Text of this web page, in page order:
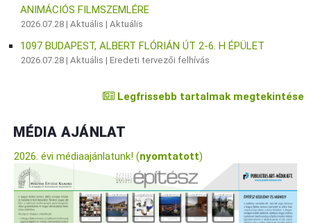
ANIMÁCIÓS FILMSZEMLÉRE
2026.07.28 |Aktuális |Aktuális
1097 BUDAPEST, ALBERT FLÓRIÁN ÚT 2-6. H ÉPÜLET
2026.07.28 |Aktuális |Eredeti tervezői felhívás
Legfrissebb tartalmak megtekintése
MÉDIA AJÁNLAT
2026. évi médiaajánlatunk! (nyomtatott)